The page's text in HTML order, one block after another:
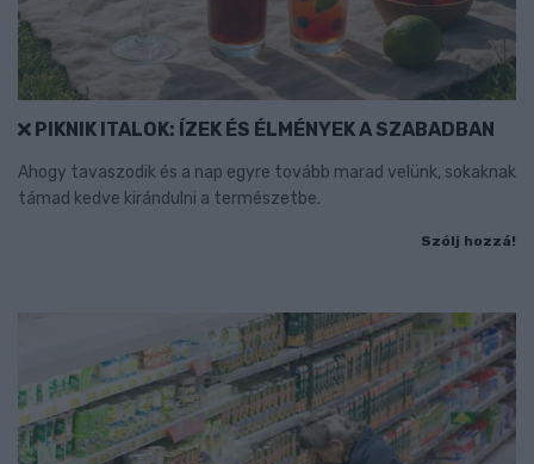
PIKNIK ITALOK: ÍZEK ÉS ÉLMÉNYEK A SZABADBAN
Ahogy tavaszodik és a nap egyre tovább marad velünk, sokaknak
támad kedve kirándulni a természetbe.
Szólj hozzá!